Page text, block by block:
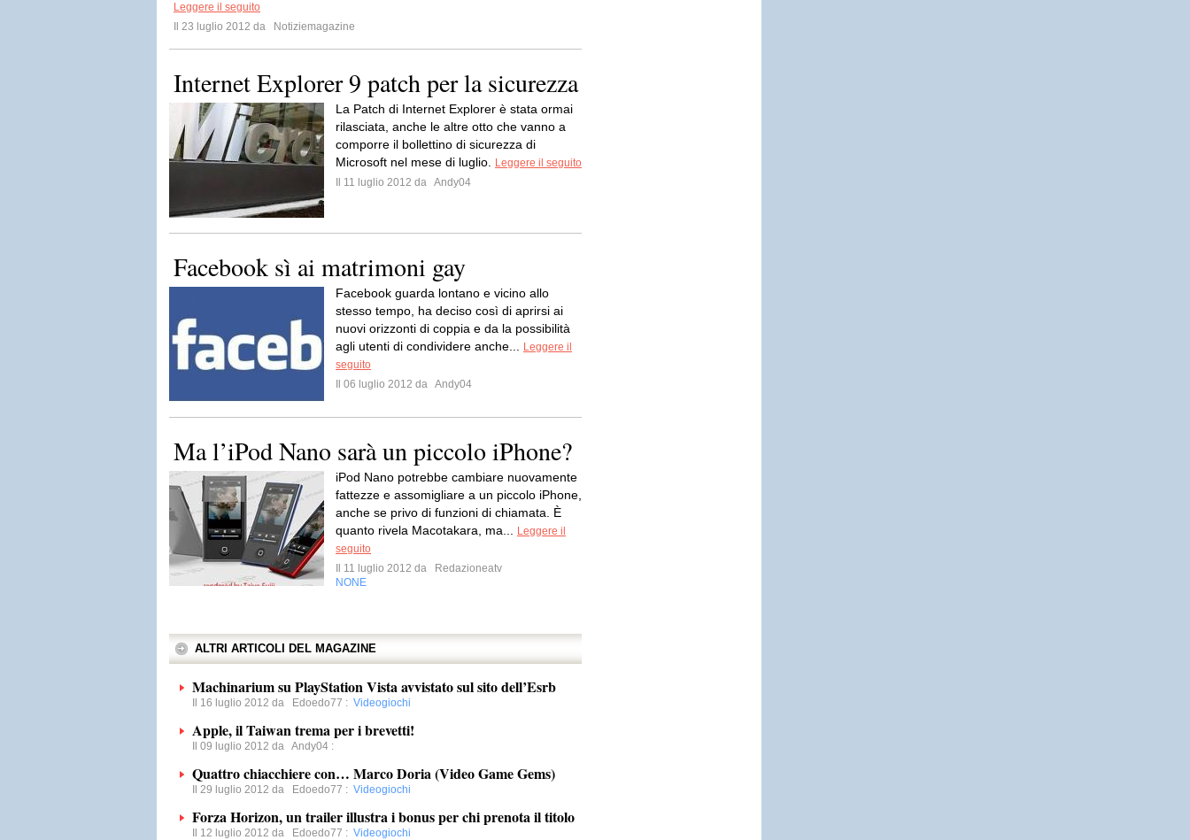
Leggere il seguito
Il 23 luglio 2012 da
Notiziemagazine
Internet Explorer 9 patch per la sicurezza
La Patch di Internet Explorer è stata ormai
rilasciata, anche le altre otto che vanno a
comporre il bollettino di sicurezza di
Microsoft nel mese di luglio.
Leggere il seguito
Il 11 luglio 2012 da Andy04
Facebook sì ai matrimoni gay
Facebook guarda lontano e vicino allo
stesso tempo, ha deciso così di aprirsi ai
nuovi orizzonti di coppia e da la possibilità
agli utenti di condividere anche...
Leggere il
seguito
Il 06 luglio 2012 da Andy04
Ma l’iPod Nano sarà un piccolo iPhone?
iPod Nano potrebbe cambiare nuovamente
fattezze e assomigliare a un piccolo iPhone,
anche se privo di funzioni di chiamata. È
quanto rivela Macotakara, ma...
Leggere il
seguito
Il 11 luglio 2012 da
Redazioneatv
NONE
ALTRI ARTICOLI DEL MAGAZINE
Machinarium su PlayStation Vista avvistato sul sito dell’Esrb
Il 16 luglio 2012 da Edoedo77 : Videogiochi
Apple, il Taiwan trema per i brevetti!
Il 09 luglio 2012 da Andy04 :
Quattro chiacchiere con… Marco Doria (Video Game Gems)
Il 29 luglio 2012 da Edoedo77 : Videogiochi
Forza Horizon, un trailer illustra i bonus per chi prenota il titolo
Il 12 luglio 2012 da Edoedo77 : Videogiochi